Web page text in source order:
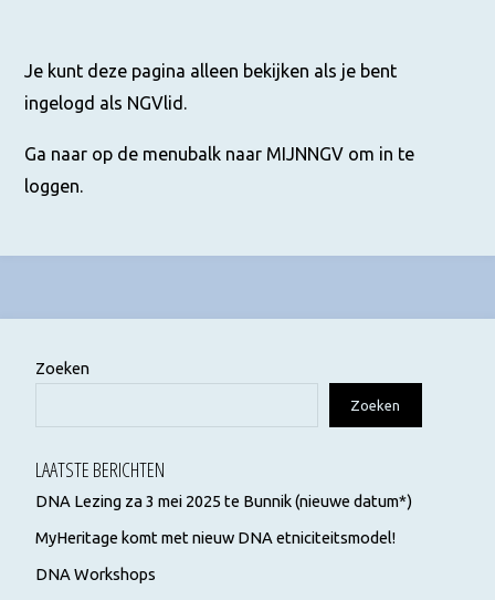
Je kunt deze pagina alleen bekijken als je bent
ingelogd als NGVlid.
Ga naar op de menubalk naar MIJNNGV om in te
loggen.
Zoeken
Zoeken
LAATSTE BERICHTEN
DNA Lezing za 3 mei 2025 te Bunnik (nieuwe datum*)
MyHeritage komt met nieuw DNA etniciteitsmodel!
DNA Workshops